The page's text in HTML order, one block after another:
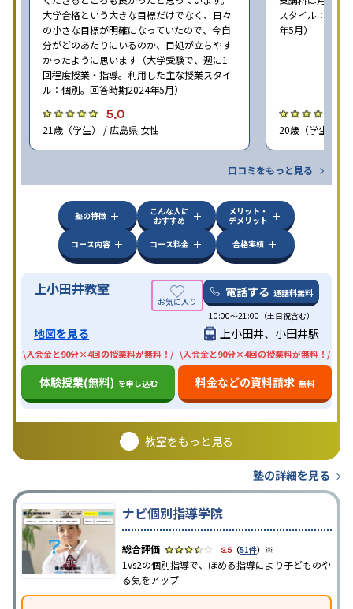
大学合格という大きな目標だけでなく、日々
の小さな目標が明確になっていたので、今自
分がどのあたりにいるのか、目処が立ちやす
かったように思います（大学受験で、週に1
回程度授業・指導。利用した主な授業スタイ
ル：個別。回答時期2024年5月）
5.0
21歳（学生） / 広島県 女性
スタイル：個別
年5月）
20歳（学生） /
口コミをもっと見る
塾の特徴
こんな人に
おすすめ
メリット・
デメリット
コース内容
コース料金 合格実績
上小田井教室 電話する 通話料無料
10:00〜21:00（土日祝含む）
地図を見る 上小田井、小田井駅
\入会金と90分×4回の授業料が無料！/
体験授業(無料) を申し込む
\入会金と90分×4回の授業料が無料！/
料金などの資料請求 無料
教室をもっと見る
塾の詳細を見る
ナビ個別指導学院
3.5（51件） ※
1vs2の個別指導で、ほめる指導により子どものや
る気をアップ